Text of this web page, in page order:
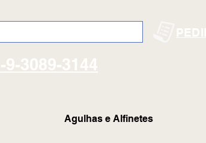
9-3089-3144
Agulhas e Alfinetes